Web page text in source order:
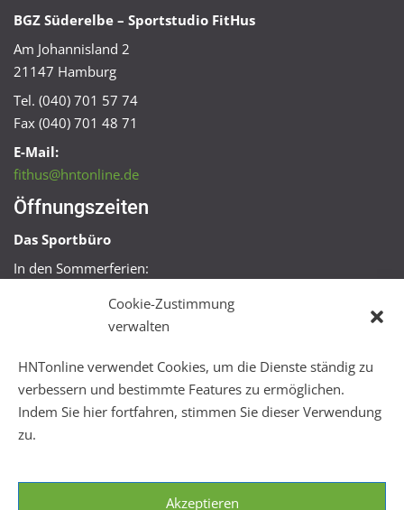
Cookie-Zustimmung
verwalten
HNTonline verwendet Cookies, um die Dienste ständig zu
verbessern und bestimmte Features zu ermöglichen.
Indem Sie hier fortfahren, stimmen Sie dieser Verwendung
zu.
Akzeptieren
BGZ Süderelbe – Sportstudio FitHus
Am Johannisland 2
21147 Hamburg
Tel. (040) 701 57 74
Fax (040) 701 48 71
E-Mail:
fithus@hntonline.de
Öffnungszeiten
Das Sportbüro
In den Sommerferien:
Mo + Mi 16:00 – 18:00 Uhr
Mo – Fr 08:00 – 22:00 Uhr
Sa + So 10:00 – 18:00 Uhr